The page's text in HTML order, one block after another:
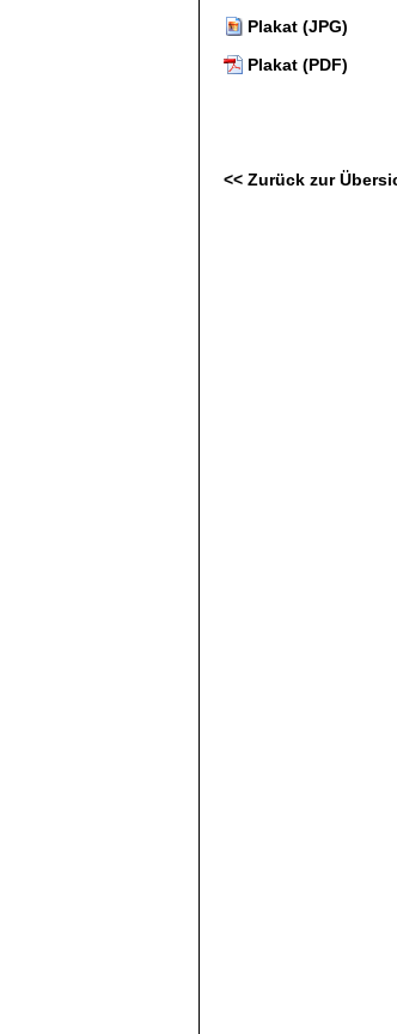
Plakat (JPG)
Plakat (PDF)
<< Zurück zur